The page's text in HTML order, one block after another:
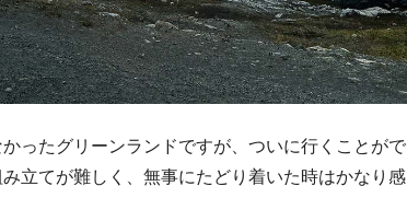
ったグリーンランドですが、ついに行くことがで
立てが難しく、無事にたどり着いた時はかなり感